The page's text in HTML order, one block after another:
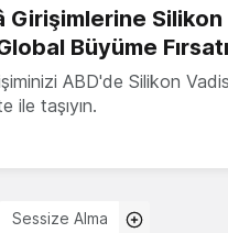
Girişimlerine Silikon
Büyüme
ABD'de Silikon
ile taşıyın.
Sessize Alma